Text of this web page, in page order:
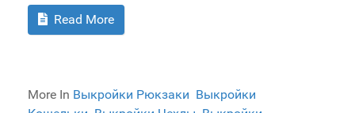
Read More
More In Выкройки Рюкзаки Выкройки